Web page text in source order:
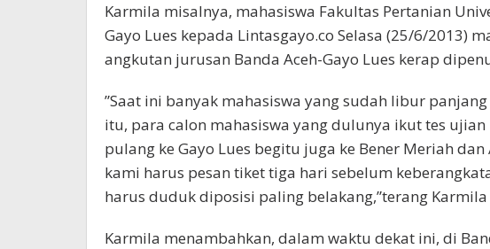
Karmila misalnya, mahasiswa Fakultas Pertanian
Gayo Lues kepada Lintasgayo.co Selasa (25/6/2013)
angkutan jurusan Banda Aceh-Gayo Lues kerap
”Saat ini banyak mahasiswa yang sudah libur
itu, para calon mahasiswa yang dulunya ikut tes
pulang ke Gayo Lues begitu juga ke Bener Meriah
kami harus pesan tiket tiga hari sebelum
harus duduk diposisi paling belakang,”terang
Karmila menambahkan, dalam waktu dekat ini, di